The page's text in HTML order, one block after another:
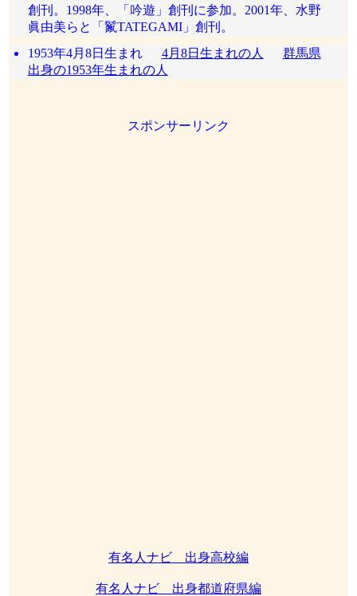
創刊。1998年、「吟遊」創刊に参加。2001年、水野
眞由美らと「鬣TATEGAMI」創刊。
1953年4月8日生まれ 4月8日生まれの人
群馬県
出身の1953年生まれの人
スポンサーリンク
有名人ナビ 出身高校編
有名人ナビ 出身都道府県編